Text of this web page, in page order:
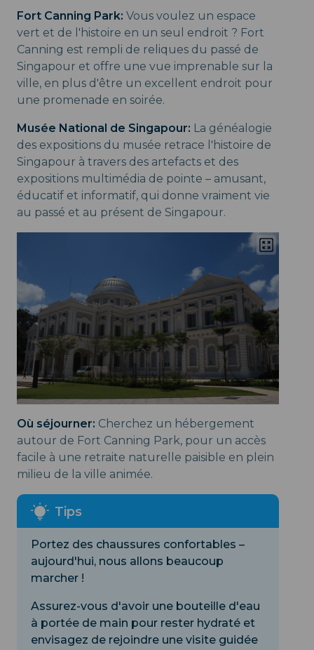
Fort Canning Park: Vous voulez un espace
vert et de l'histoire en un seul endroit ? Fort
Canning est rempli de reliques du passé de
Singapour et offre une vue imprenable sur la
ville, en plus d'être un excellent endroit pour
une promenade en soirée.
Musée National de Singapour: La généalogie
des expositions du musée retrace l'histoire de
Singapour à travers des artefacts et des
expositions multimédia de pointe – amusant,
éducatif et informatif, qui donne vraiment vie
au passé et au présent de Singapour.
Où séjourner: Cherchez un hébergement
autour de Fort Canning Park, pour un accès
facile à une retraite naturelle paisible en plein
milieu de la ville animée.
Portez des chaussures confortables –
aujourd'hui, nous allons beaucoup
marcher !
Assurez-vous d'avoir une bouteille d'eau
à portée de main pour rester hydraté et
envisagez de rejoindre une visite guidée